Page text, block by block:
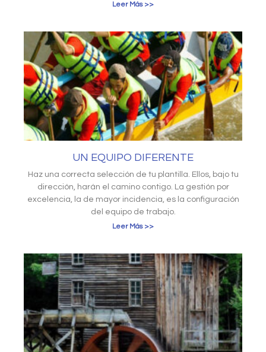
Leer Más >>
UN EQUIPO DIFERENTE
Haz una correcta selección de tu plantilla. Ellos, bajo tu
dirección, harán el camino contigo. La gestión por
excelencia, la de mayor incidencia, es la configuración
del equipo de trabajo.
Leer Más >>